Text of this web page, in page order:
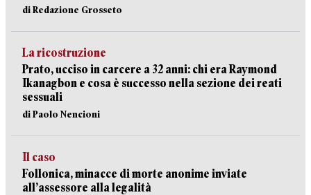
di Redazione Grosseto
La ricostruzione
Prato, ucciso in carcere a 32 anni: chi era Raymond
Ikanagbon e cosa è successo nella sezione dei reati
sessuali
di Paolo Nencioni
Il caso
Follonica, minacce di morte anonime inviate
all’assessore alla legalità